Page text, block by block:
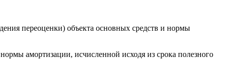
переоценки) объекта основных средств и нормы
амортизации, исчисленной исходя из срока полезного